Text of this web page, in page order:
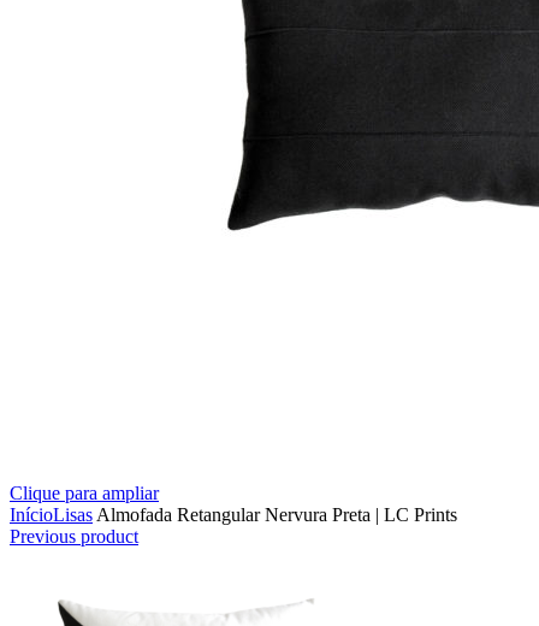
Clique para ampliar
InícioLisas Almofada Retangular Nervura Preta | LC Prints
Previous product